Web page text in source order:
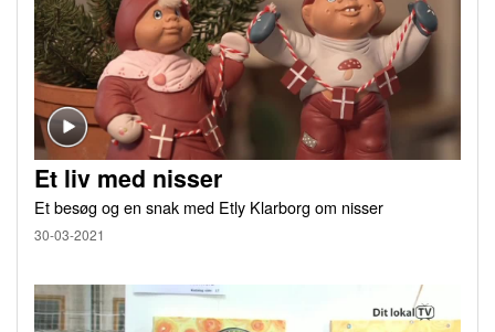
Et liv med nisser
Et besøg og en snak med Etly Klarborg om nisser
30-03-2021